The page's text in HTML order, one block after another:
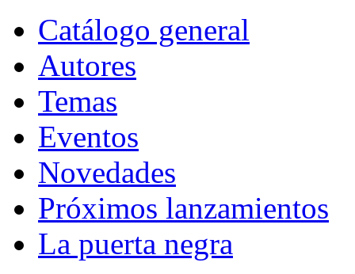
Catálogo general
Autores
Temas
Eventos
Novedades
Próximos lanzamientos
La puerta negra